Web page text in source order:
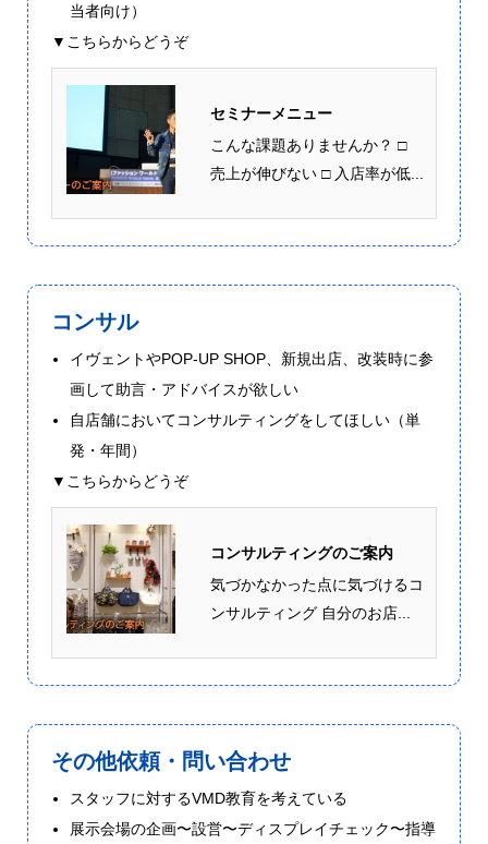
当者向け）
▼こちらからどうぞ
セミナーメニュー
こんな課題ありませんか？ □
売上が伸びない □ 入店率が低...
コンサル
イヴェントやPOP-UP SHOP、新規出店、改装時に参
画して助言・アドバイスが欲しい
自店舗においてコンサルティングをしてほしい（単
発・年間）
▼こちらからどうぞ
コンサルティングのご案内
気づかなかった点に気づけるコ
ンサルティング 自分のお店...
その他依頼・問い合わせ
スタッフに対するVMD教育を考えている
展示会場の企画〜設営〜ディスプレイチェック〜指導